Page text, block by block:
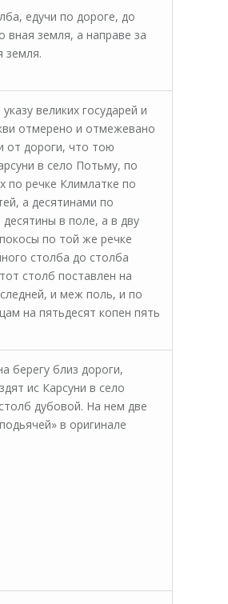
едучи по дороге, до
в­ная земля, а направе за
земля.
великих государей и
отмерено и отмежевано
от дороги, что тою
в село Потьму, по
по речке Климлатке по
а десятинами по
в поле, а в дву
по той же речке
столба до столба
столб поставлен на
и меж поль, и по
на пятьдесят копен пять
берегу близ дороги,
ис Карсуни в село
дубовой. На нем две
в оригинале